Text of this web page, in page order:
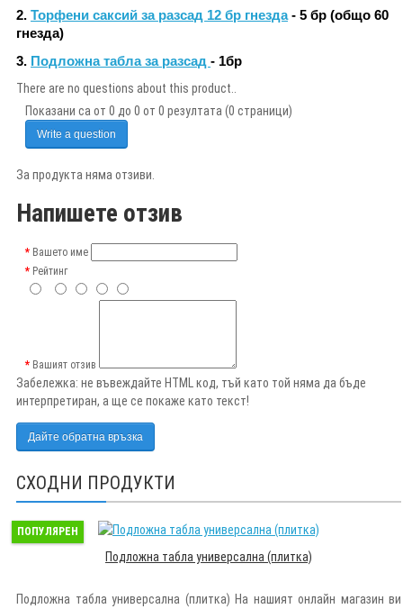
2. Торфени саксий за разсад 12 бр гнезда- 5 бр (общо 60
гнезда)
3. Подложна табла за разсад - 1бр
There are no questions about this product..
Показани са от 0 до 0 от 0 резултата (0 страници)
Write a question
За продукта няма отзиви.
Напишете отзив
Вашето име
Рейтинг
Вашият отзив
Забележка: не въвеждайте HTML код, тъй като той няма да бъде
интерпретиран, а ще се покаже като текст!
Дайте обратна връзка
СХОДНИ ПРОДУКТИ
ПОПУЛЯРЕН
Подложна табла универсална (плитка)
Подложна табла универсална (плитка) На нашият онлайн магазин ви